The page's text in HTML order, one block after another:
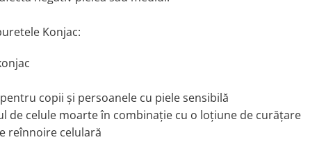
Konjac:
copii și persoanele cu piele sensibilă
de celule moarte în combinație cu o loțiune de curățare
reînnoire celulară